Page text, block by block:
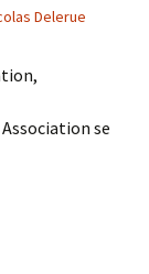
Delerue
se